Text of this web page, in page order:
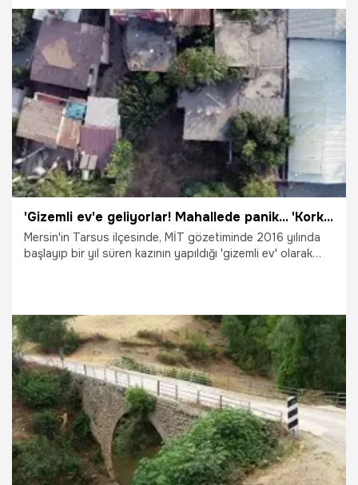
Erdoğdu, "Aslında bu yapıların kendileri altın değerinde.
Kıymetli, paha biçilmez eserler. Bu yapıların içinde hazine
aramamız, bu yapıların değerini bilemememiz gerçekten çok
üzücü" dedi.
3.01.2021 Gündem
'Gizemli ev'e geliyorlar! Mahallede panik... 'Korku içinde yaşıyoruz'
Mersin'in Tarsus ilçesinde, MİT gözetiminde 2016 yılında
başlayıp bir yıl süren kazının yapıldığı 'gizemli ev' olarak
17.12.2020 Gündem